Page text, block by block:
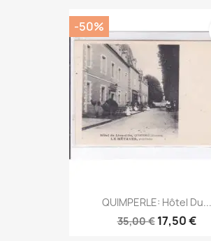
QUIMPERLE: Hôtel Du...
35,00 € 17,50 €
-50%